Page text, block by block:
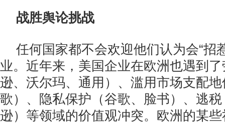
战胜舆论挑战
任何国家都不会欢迎他们认为会“招
业。近年来，美国企业在欧洲也遇到
逊、沃尔玛、通用）、滥用市场支配
歌）、隐私保护（谷歌、脸书）、逃
逊）等领域的价值观冲突。欧洲的某